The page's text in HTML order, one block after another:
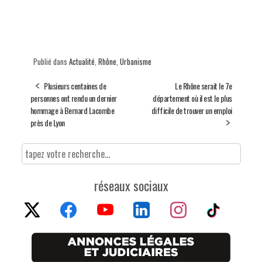
Publié dans Actualité, Rhône, Urbanisme
Plusieurs centaines de
personnes ont rendu un dernier
hommage à Bernard Lacombe
près de Lyon
Le Rhône serait le 7e
département où il est le plus
difficile de trouver un emploi
réseaux sociaux